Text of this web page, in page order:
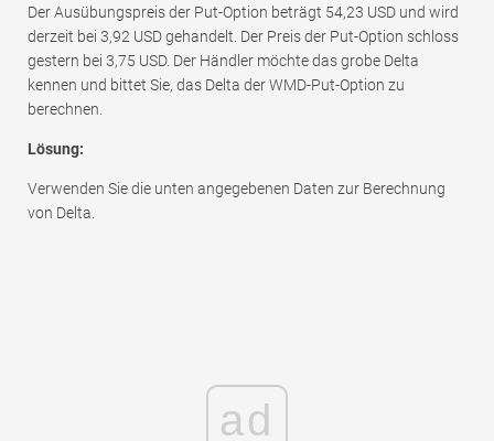
Der Ausübungspreis der Put-Option beträgt 54,23 USD und wird
derzeit bei 3,92 USD gehandelt. Der Preis der Put-Option schloss
gestern bei 3,75 USD. Der Händler möchte das grobe Delta
kennen und bittet Sie, das Delta der WMD-Put-Option zu
berechnen.
Lösung:
Verwenden Sie die unten angegebenen Daten zur Berechnung
von Delta.
ad